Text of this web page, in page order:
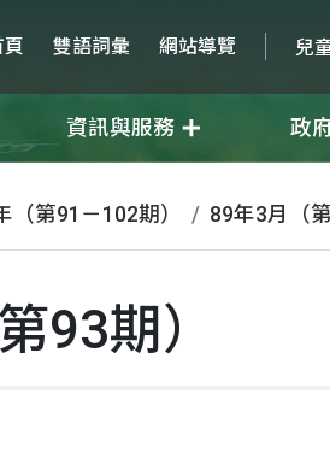
頁 雙語詞彙 網站導覽 兒
資訊與服務 政
（第91－102期） 89年3月（
93期）